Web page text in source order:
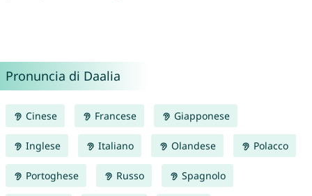
Pronuncia di Daalia
Cinese Francese Giapponese
Inglese Italiano Olandese Polacco
Portoghese Russo Spagnolo